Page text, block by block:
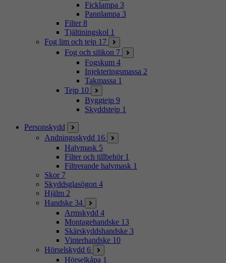
Ficklampa 3
Pannlampa 3
Filter 8
Tjältiningskol 1
Fog lim och tejp 17
Fog och silikon 7
Fogskum 4
Injekteringsmassa 2
Takmassa 1
Tejp 10
Byggtejp 9
Skyddstejp 1
Personskydd
Andningsskydd 16
Halvmask 5
Filter och tillbehör 1
Filtrerande halvmask 1
Skor 7
Skyddsglasögon 4
Hjälm 2
Handske 34
Armskydd 4
Montagehandske 13
Skärskyddshandske 3
Vinterhandske 10
Hörselskydd 6
Hörselkåpa 1